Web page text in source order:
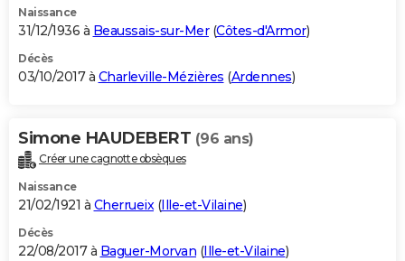
Naissance
31/12/1936 à Beaussais-sur-Mer(Côtes-d'Armor)
Décès
03/10/2017 à Charleville-Mézières (Ardennes)
Simone HAUDEBERT (96 ans)
Créer une cagnotte obsèques
Naissance
21/02/1921 à Cherrueix(Ille-et-Vilaine)
Décès
22/08/2017 à Baguer-Morvan (Ille-et-Vilaine)